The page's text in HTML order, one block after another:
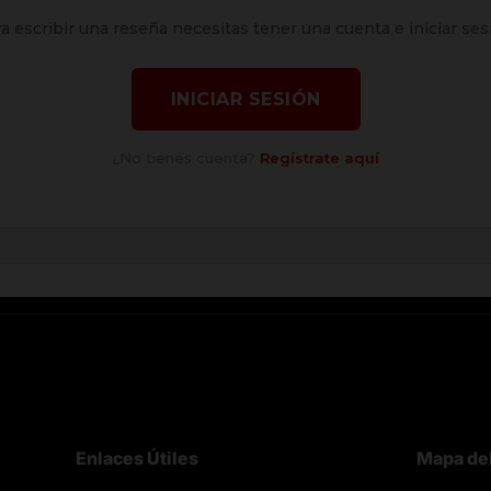
INICIAR SESIÓN
Regístrate aquí
Enlaces Útiles Mapa